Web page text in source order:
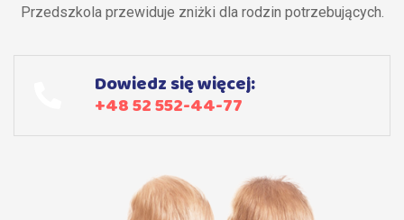
Przedszkola przewiduje zniżki dla rodzin potrzebujących.
Dowiedz się więcej:
+48 52 552-44-77